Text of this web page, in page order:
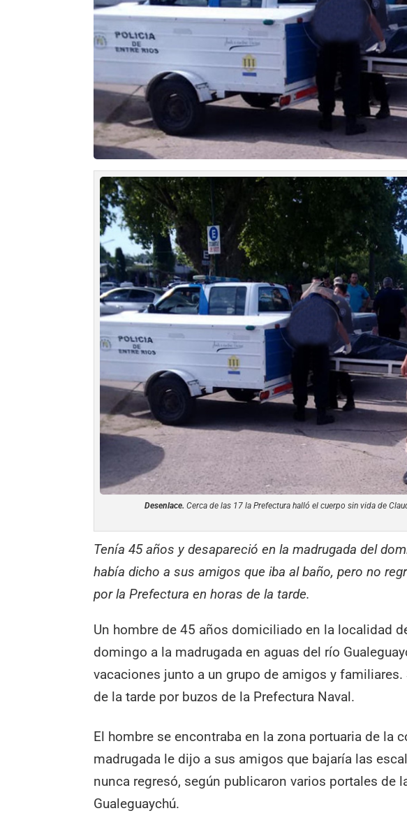
Desenlace. Cerca de las 17 la Prefectura halló el cuerpo sin vida de
Tenía 45 años y desapareció en la madrugada del
había dicho a sus amigos que iba al baño, pero no
por la Prefectura en horas de la tarde.
Un hombre de 45 años domiciliado en la localidad
domingo a la madrugada en aguas del río
vacaciones junto a un grupo de amigos y familiares.
de la tarde por buzos de la Prefectura Naval.
El hombre se encontraba en la zona portuaria de la
madrugada le dijo a sus amigos que bajaría las
nunca regresó, según publicaron varios portales de
Gualeguaychú.